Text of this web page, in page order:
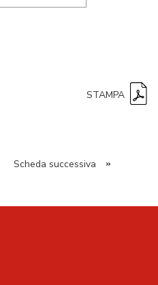
STAMPA
Scheda successiva »